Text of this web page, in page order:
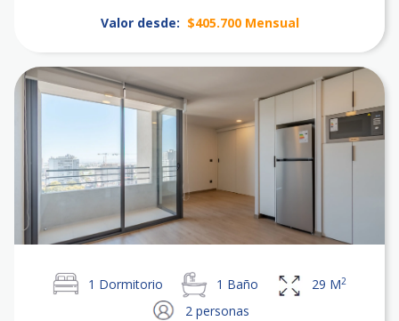
Valor desde: $405.700 Mensual
1 Dormitorio 1 Baño 29 M2
2 personas